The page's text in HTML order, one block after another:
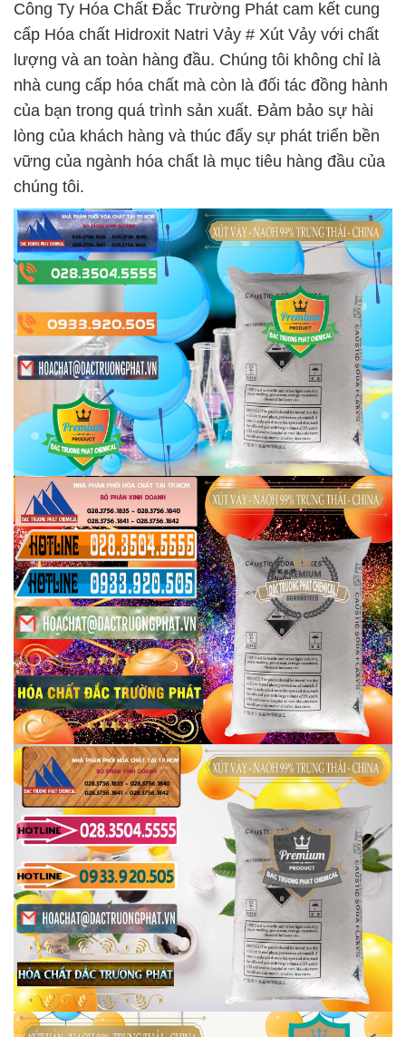
Công Ty Hóa Chất Đắc Trường Phát cam kết cung
cấp Hóa chất Hidroxit Natri Vảy # Xút Vảy với chất
lượng và an toàn hàng đầu. Chúng tôi không chỉ là
nhà cung cấp hóa chất mà còn là đối tác đồng hành
của bạn trong quá trình sản xuất. Đảm bảo sự hài
lòng của khách hàng và thúc đẩy sự phát triển bền
vững của ngành hóa chất là mục tiêu hàng đầu của
chúng tôi.